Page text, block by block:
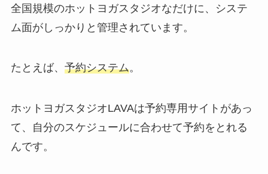
全国規模のホットヨガスタジオなだけに、システ
ム面がしっかりと管理されています。
たとえば、 予約システム。
ホットヨガスタジオLAVAは予約専用サイトがあっ
て、自分のスケジュールに合わせて予約をとれる
んです。